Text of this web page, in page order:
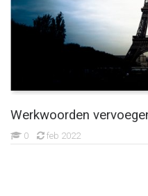
Werkwoorden
0 feb 2022